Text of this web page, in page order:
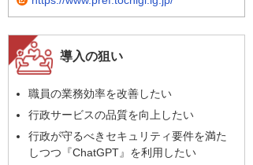
導入の狙い
職員の業務効率を改善したい
行政サービスの品質を向上したい
行政が守るべきセキュリティ要件を満た
しつつ『ChatGPT』を利用したい